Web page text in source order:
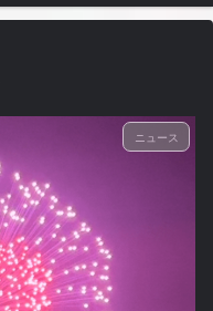
ニュース